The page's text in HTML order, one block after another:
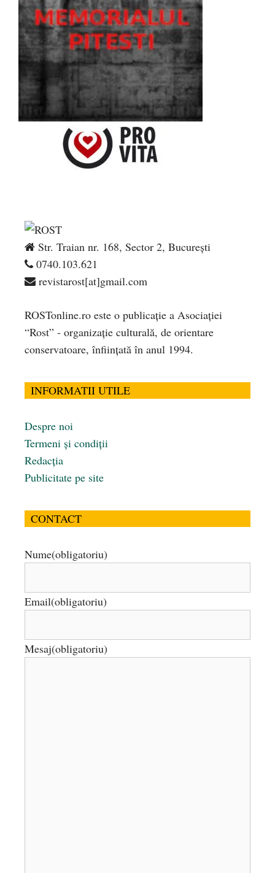
Str. Traian nr. 168, Sector 2, București
0740.103.621
revistarost[at]gmail.com
ROSTonline.ro este o publicaţie a Asociaţiei
“Rost” - organizaţie culturală, de orientare
conservatoare, înfiinţată în anul 1994.
INFORMATII UTILE
Despre noi
Termeni și condiții
Redacția
Publicitate pe site
CONTACT
Nume(obligatoriu)
Email(obligatoriu)
Mesaj(obligatoriu)